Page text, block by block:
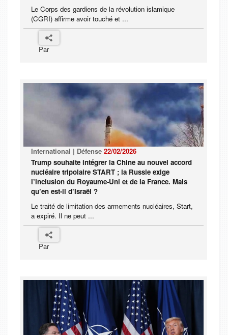
Le Corps des gardiens de la révolution islamique
(CGRI) affirme avoir touché et ...
Par
International | Défense 22/02/2026
Trump souhaite intégrer la Chine au nouvel accord
nucléaire tripolaire START ; la Russie exige
l’inclusion du Royaume-Uni et de la France. Mais
qu’en est-il d’Israël ?
Le traité de limitation des armements nucléaires, Start,
a expiré. Il ne peut ...
Par